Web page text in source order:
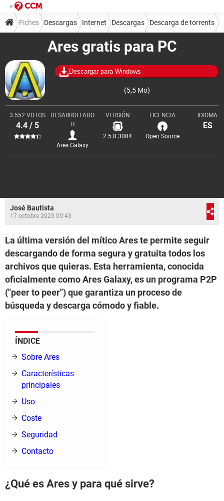
Ares gratis para PC
Descargar para Windows
(5,5 Mo)
3.552 VOTOS
4.4 / 5
DESARROLLADO
R
Ares Galaxy
VERSIÓN
2.5.8.3084
LICENCIA
Open Source
IDIOMA
ES
Fiches Descargas Internet Descargas Descarga de torrents
José Bautista
17 octobre 2023 09:43
La última versión del mítico Ares te permite seguir
descargando de forma segura y gratuita todos los
archivos que quieras. Esta herramienta, conocida
oficialmente como Ares Galaxy, es un programa P2P
("peer to peer") que garantiza un proceso de
búsqueda y descarga cómodo y fiable.
ÍNDICE
Sobre Ares
Características
principales
Uso
Coste
Seguridad
Contacto
¿Qué es Ares y para qué sirve?